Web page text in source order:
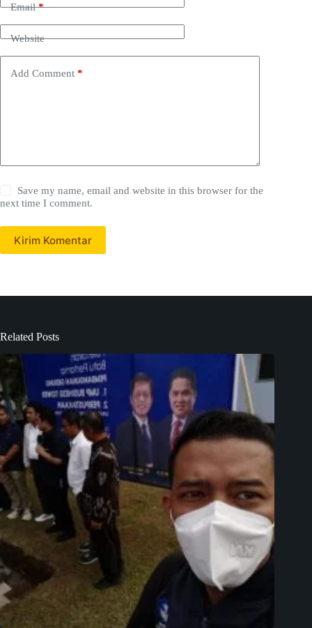
Email*
Website
Add Comment *
Save my name, email and website in this browser for the
next time I comment.
Kirim Komentar
Related Posts